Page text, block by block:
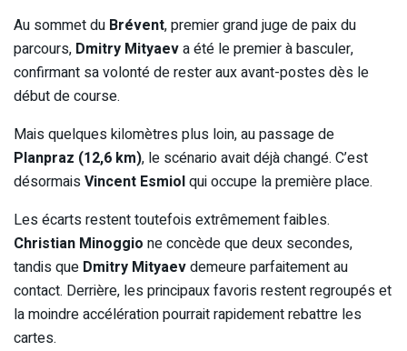
Au sommet du Brévent, premier grand juge de paix du
parcours, Dmitry Mityaeva été le premier à basculer,
confirmant sa volonté de rester aux avant-postes dès le
début de course.
Mais quelques kilomètres plus loin, au passage de
Planpraz (12,6 km), le scénario avait déjà changé. C’est
désormaisVincent Esmiolqui occupe la première place.
Les écarts restent toutefois extrêmement faibles.
Christian Minoggio ne concède que deux secondes,
tandis que Dmitry Mityaevdemeure parfaitement au
contact. Derrière, les principaux favoris restent regroupés et
la moindre accélération pourrait rapidement rebattre les
cartes.